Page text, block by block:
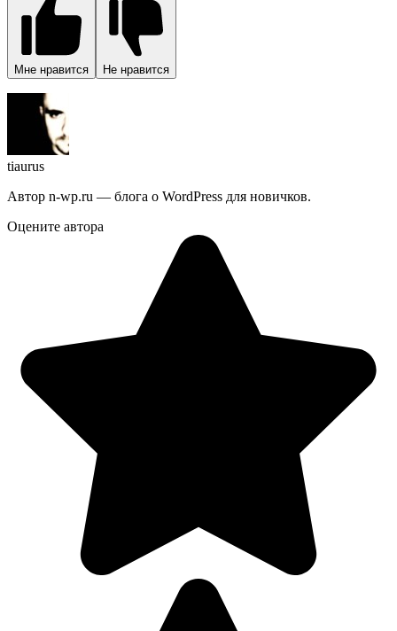
Мне нравится Не нравится
tiaurus
Автор n-wp.ru — блога о WordPress для новичков.
Оцените автора